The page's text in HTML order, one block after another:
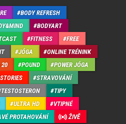
BODY REFRESH
BODYART
FITNESS
FREE
JÓGA
ONLINE TRÉNINK
20 POUND
POWER JÓGA
STORIES
STRAVOVÁNÍ
TESTOSTERON
TIPY
ULTRA HD
VTIPNÉ
PROTAHOVÁNÍ ŽIVĚ